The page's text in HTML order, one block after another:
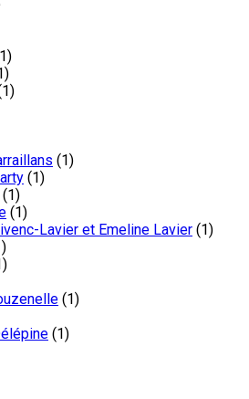
(1)
(1)
(1)
(1)
Lavier et Emeline Lavier (1)
(1)
(1)